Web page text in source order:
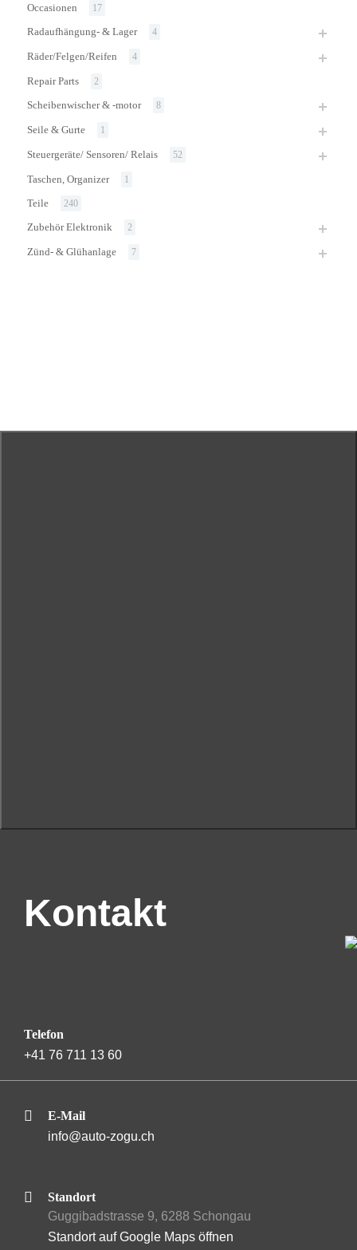
Occasionen 17
Radaufhängung- & Lager 4
Räder/Felgen/Reifen 4
Repair Parts 2
Scheibenwischer & -motor 8
Seile & Gurte 1
Steuergeräte/ Sensoren/ Relais 52
Taschen, Organizer 1
Teile 240
Zubehör Elektronik 2
Zünd- & Glühanlage 7
Kontakt
Telefon
+41 76 711 13 60
E-Mail
info@auto-zogu.ch
Standort
Guggibadstrasse 9, 6288 Schongau
Standort auf Google Maps öffnen